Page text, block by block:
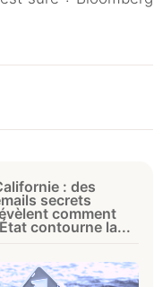
: des
secrets
comment
contourne la...